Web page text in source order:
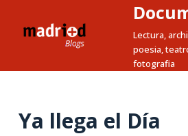
t
Lectura,
poesia,
fotografia
Ya llega el Día